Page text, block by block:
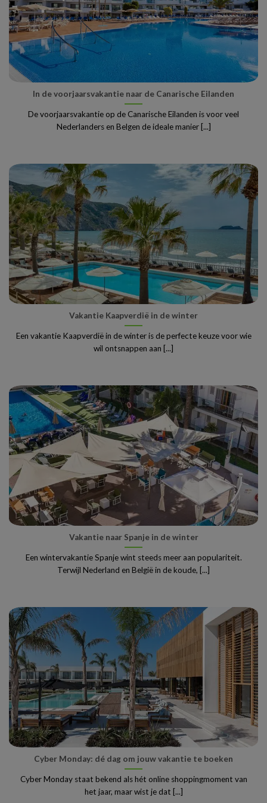
In de voorjaarsvakantie naar de Canarische Eilanden
De voorjaarsvakantie op de Canarische Eilanden is voor veel
Nederlanders en Belgen de ideale manier [...]
Vakantie Kaapverdië in de winter
Een vakantie Kaapverdië in de winter is de perfecte keuze voor wie
wil ontsnappen aan [...]
Vakantie naar Spanje in de winter
Een wintervakantie Spanje wint steeds meer aan populariteit.
Terwijl Nederland en België in de koude, [...]
Cyber Monday: dé dag om jouw vakantie te boeken
Cyber Monday staat bekend als hét online shoppingmoment van
het jaar, maar wist je dat [...]